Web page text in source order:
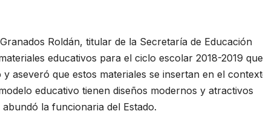
Roldán, titular de la Secretaría de Educación
educativos para el ciclo escolar 2018-2019 que
aseveró que estos materiales se insertan en el
educativo tienen diseños modernos y atractivos
la funcionaria del Estado.